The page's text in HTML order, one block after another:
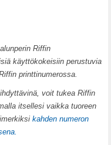
Riffin
käyttökokeisiin perustuvia
printtinumerossa.
voit tukea Riffin
itsellesi vaikka tuoreen
kahden numeron